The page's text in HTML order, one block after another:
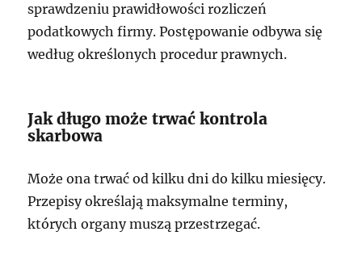
sprawdzeniu prawidłowości rozliczeń
podatkowych firmy. Postępowanie odbywa się
według określonych procedur prawnych.
Jak długo może trwać kontrola
skarbowa
Może ona trwać od kilku dni do kilku miesięcy.
Przepisy określają maksymalne terminy,
których organy muszą przestrzegać.